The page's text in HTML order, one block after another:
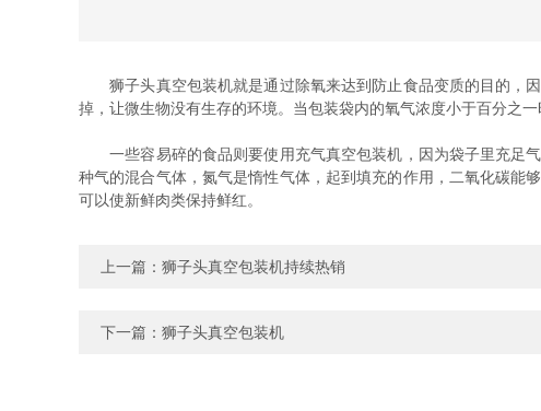
狮子头真空包装机就是通过除氧来达到防止食品变质的目的，因
掉，让微生物没有生存的环境。当包装袋内的氧气浓度小于百分之
一些容易碎的食品则要使用充气真空包装机，因为袋子里充足气
种气的混合气体，氮气是惰性气体，起到填充的作用，二氧化碳能
可以使新鲜肉类保持鲜红。
上一篇： 狮子头真空包装机持续热销
下一篇： 狮子头真空包装机